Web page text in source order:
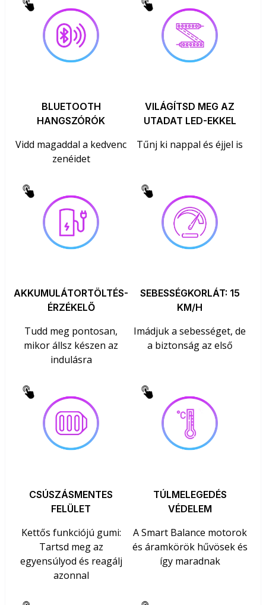
BLUETOOTH
HANGSZÓRÓK
Vidd magaddal a kedvenc
zenéidet
VILÁGÍTSD MEG AZ
UTADAT LED-EKKEL
Tűnj ki nappal és éjjel is
AKKUMULÁTORTÖLTÉS-
ÉRZÉKELŐ
Tudd meg pontosan,
mikor állsz készen az
indulásra
SEBESSÉGKORLÁT: 15
KM/H
Imádjuk a sebességet, de
a biztonság az első
CSÚSZÁSMENTES
FELÜLET
Kettős funkciójú gumi:
Tartsd meg az
egyensúlyod és reagálj
azonnal
TÚLMELEGEDÉS
VÉDELEM
A Smart Balance motorok
és áramkörök hűvösek és
így maradnak